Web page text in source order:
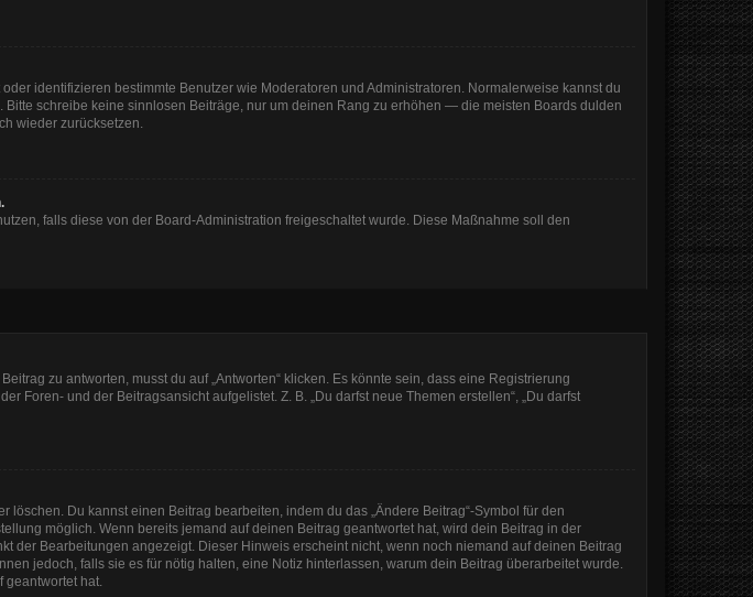
identifizieren bestimmte Benutzer wie Moderatoren und Administratoren. Normalerweise kannst du
schreibe keine sinnlosen Beiträge, nur um deinen Rang zu erhöhen — die meisten Boards dulden
wieder zurücksetzen.
falls diese von der Board-Administration freigeschaltet wurde. Diese Maßnahme soll den
zu antworten, musst du auf „Antworten“ klicken. Es könnte sein, dass eine Registrierung
und der Beitragsansicht aufgelistet. Z. B. „Du darfst neue Themen erstellen“, „Du darfst
Du kannst einen Beitrag bearbeiten, indem du das „Ändere Beitrag“-Symbol für den
möglich. Wenn bereits jemand auf deinen Beitrag geantwortet hat, wird dein Beitrag in der
der Bearbeitungen angezeigt. Dieser Hinweis erscheint nicht, wenn noch niemand auf deinen Beitrag
jedoch, falls sie es für nötig halten, eine Notiz hinterlassen, warum dein Beitrag überarbeitet wurde.
hat.